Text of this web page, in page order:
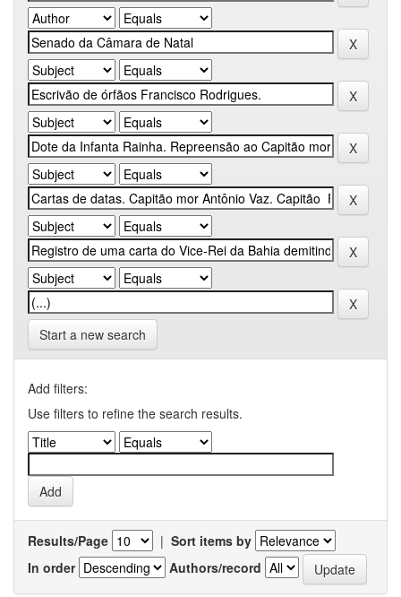
Start a new search
Add filters:
Use filters to refine the search results.
Results/Page | Sort items by
In order
Authors/record